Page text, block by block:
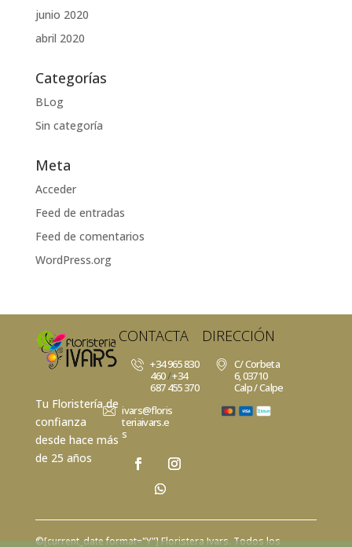
junio 2020
abril 2020
Categorías
BLog
Sin categoría
Meta
Acceder
Feed de entradas
Feed de comentarios
WordPress.org
Tu Floristería de
confianza
desde hace más
de 25 años
CONTACTA
+34 965 830
460/+34
687 455 370
ivars@floris
teriaivars.e
s
DIRECCIÓN
C/ Corbeta
6, 03710
Calp / Calpe
©[current_date format="Y"] Floristera Ivars. Todos los